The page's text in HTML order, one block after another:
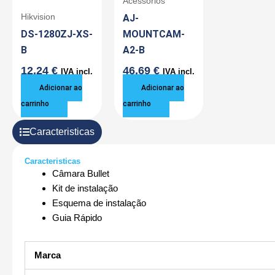
Hikvision
DS-1280ZJ-XS-
B
12,24 € IVA incl.
Adicionar ao
carrinho
AJ-
MOUNTCAM-
A2-B
46,69 € IVA incl.
Adicionar ao
carrinho
Caracteristicas
Caracteristicas
Câmara Bullet
Kit de instalação
Esquema de instalação
Guia Rápido
Marca